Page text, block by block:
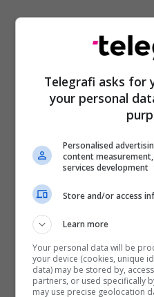
Telegrafi asks for
your personal
Personalised
content
services development
Store and/or access
Learn more
Your personal data will be
your device (cookies, unique
data) may be stored by,
partners, or used specifically
may use precise geolocation